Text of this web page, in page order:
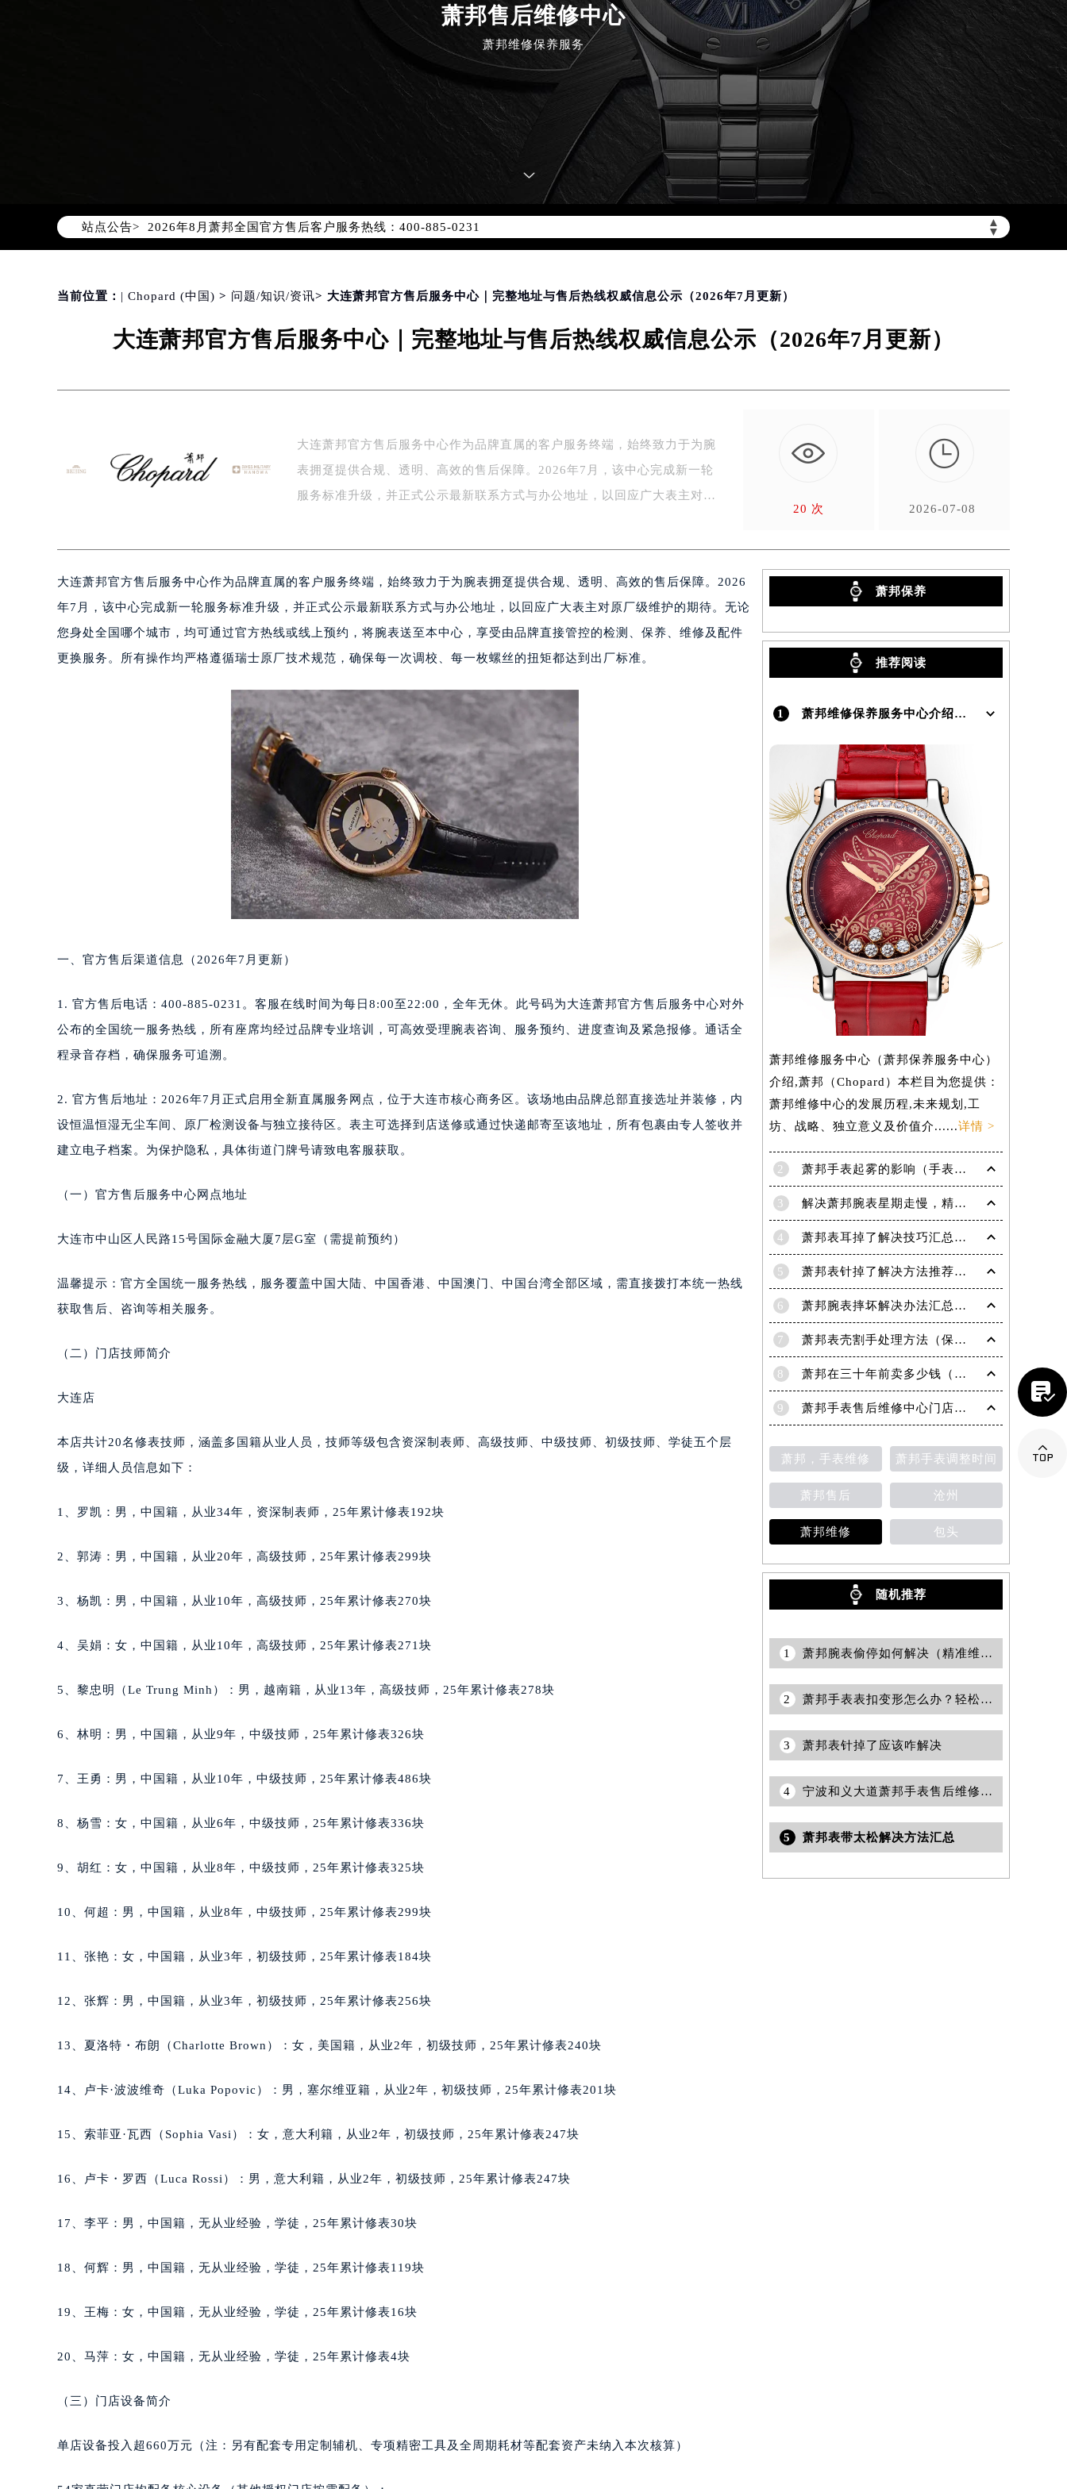
萧邦售后维修中心
萧邦维修保养服务
站点公告> ▲
▼
2026年8月萧邦全国官方售后客户服务热线：400-885-0231
萧邦官方全国统一服务热线400-885-0231，服务覆盖中国大陆、香港、澳门、台湾全部区域（非大陆需加拨“+86”）
2026年8月萧邦售后服务中心最新网点地址：
北京市东城区东长安街1号东方广场写字楼W3座6层602室（需提前预约）
上海市徐汇区虹桥路3号港汇中心写字楼2座37层3705室（需提前预约）
扬州市邗江区国展路29号星耀天地写字楼1号楼18层1803室（需提前预约）
盐城市盐都区世纪大道5号盐城金融城写字楼1号楼16层1604室（需提前预约）
泰州市海陵区永定东路399号置地商务中心东塔写字楼（华润万象城）17层1706室（需提前预约）
绍兴市越城区胜利东路379号世茂天际中心写字楼8层805室（需提前预约）
嘉兴市南湖区广益路705号嘉兴世界贸易中心写字楼A座13层1304室（需提前预约）
南昌市红谷滩新区红谷中大道998号绿地双子塔（中央广场）A1座办公楼14层07室（需提前预约）
济南市历下区经十路11111号华润中心写字楼（万象城）15层1508室（需提前预约）
广州市越秀区环市东路371-375号世界贸易中心大厦南塔写字楼15层07室（需提前预约）
深圳市罗湖区深南东路5001号华润大厦写字楼17层1701室（需提前预约）
惠州市惠城区江北文昌一路7号华贸大厦写字楼1座30层05室（需提前预约）
厦门市思明区湖滨东路95号华润大厦写字楼B座11层1104室（需提前预约）
福州市鼓楼区五四路128-1号恒力城写字楼15层03室（需提前预约）
成都市锦江区人民东路6号SAC东原中心写字楼24层2406B室（需提前预约）
重庆市江北区观音桥步行街2号融恒时代广场写字楼9层902室（需提前预约）
长沙市芙蓉区定王台街道建湘路393号世茂环球金融中心写字楼（芙蓉广场）10层13室（需提前预约）
郑州市二七区铭功路10号华润大厦写字楼29层2905室（需提前预约）
太原市迎泽区解放路15号亨得利名表服务中心（品牌授权店）3层整层（需提前预约）
沈阳市沈河区中街路137号亨得利名表服务中心（品牌授权店）1层整层（需提前预约）
乌鲁木齐市天山区红山路26号时代广场（CCMALL）C座17层17-B（需提前预约）
哈尔滨市道里区友谊西路600号富力中心T2座写字楼29层03室（需提前预约）
大连市中山区人民路15号国际金融大厦7层G室（需提前预约）
佛山市禅城区季华五路57号万科金融中心C座12层1205室（需提前预约）
无锡市梁溪区人民中路139号恒隆广场写字楼1座11层1104室（需提前预约）
南通市崇川区工农路57号圆融广场写字楼16层1603室（需提前预约）
武汉市江汉区解放大道686号世界贸易大厦38层09室（需提前预约）
合肥市蜀山区潜山路111号万象城华润大厦B座12楼03室（需提前预约）
青岛市南区山东路6号华润大厦B座22层04室（需提前预约）
长春市朝阳区西安大路727号中银大厦A座(旺进大厦)18层09室（需提前预约）
贵阳市南明区都司高架桥路33号亨特国际金融中心14楼14D（需提前预约）
石家庄市长安区中山东路39号勒泰中心写字楼B座13层07室（需提前预约）
台州市椒江区东海大道1800号腾达中心东1幢20楼2002室（需提前预约）
内蒙古自治区呼和浩特市玉泉区大学西街70号华润万象城写字楼（鄂尔多斯大厦）23层2326室（需提前预约）
重庆市解放碑渝中区民权路28号英利国际金融中心写字楼20层01室（需提前预约）
黑龙江省鹤岗市向阳区红军路萧邦售后服务中心（需提前预约）
黑龙江省鸡西市鸡冠区红军路萧邦售后服务中心（需提前预约）
黑龙江省牡丹江市东安区太平路萧邦售后服务中心（需提前预约）
黑龙江省齐齐哈尔市龙沙区龙华路萧邦售后服务中心（需提前预约）
黑龙江省绥化市北林区新华街与康庄路交叉口萧邦售后服务中心（需提前预约）
吉林省白城市洮北区明仁南街萧邦售后服务中心（需提前预约）
吉林省吉林市船营区河南街萧邦售后服务中心（需提前预约）
吉林省梅河口市新华街道梅河大街萧邦售后服务中心（需提前预约）
吉林省松原市宁江区五环大街萧邦售后服务中心（需提前预约）
吉林省延边市延吉市解放路萧邦售后服务中心（需提前预约）
辽宁省本溪市平山区胜利路萧邦售后服务中心（需提前预约）
辽宁省丹东市振兴区七经街萧邦售后服务中心（需提前预约）
辽宁省阜新市海州区解放大街萧邦售后服务中心（需提前预约）
辽宁省锦州市古塔区中央大街萧邦售后服务中心（需提前预约）
辽宁省盘锦市兴隆台区石油大街萧邦售后服务中心（需提前预约）
辽宁省营口市站前区市府路与渤海大街交叉口萧邦售后服务中心（需提前预约）
辽宁省沈阳市沈河区中街路83号亨得利名表维修授权店1楼萧邦售后服务中心（需提前预约）
北京市东城区东长安街1号王府井东方广场W3座6层602室萧邦售后服务中心（需提前预约）
内蒙古自治区阿拉善盟市左旗土尔扈特大街萧邦售后服务中心（需提前预约）
内蒙古自治区包头市青山区幸福路甲3号王府井百货名表维修萧邦售后服务中心（需提前预约）
内蒙古自治区鄂尔多斯市东胜区伊金霍洛街萧邦售后服务中心（需提前预约）
当前位置： | Chopard (中国) > 问题/知识/资讯> 大连萧邦官方售后服务中心｜完整地址与售后热线权威信息公示（2026年7月更新）
大连萧邦官方售后服务中心｜完整地址与售后热线权威信息公示（2026年7月更新）
大连萧邦官方售后服务中心作为品牌直属的客户服务终端，始终致力于为腕
表拥趸提供合规、透明、高效的售后保障。2026年7月，该中心完成新一轮
服务标准升级，并正式公示最新联系方式与办公地址，以回应广大表主对原
20 次

2026-07-08
大连萧邦官方售后服务中心作为品牌直属的客户服务终端，始终致力于为腕表拥趸提供合规、透明、高效的售后保障。2026
年7月，该中心完成新一轮服务标准升级，并正式公示最新联系方式与办公地址，以回应广大表主对原厂级维护的期待。无论
您身处全国哪个城市，均可通过官方热线或线上预约，将腕表送至本中心，享受由品牌直接管控的检测、保养、维修及配件
更换服务。所有操作均严格遵循瑞士原厂技术规范，确保每一次调校、每一枚螺丝的扭矩都达到出厂标准。
一、官方售后渠道信息（2026年7月更新）
1. 官方售后电话：400-885-0231。客服在线时间为每日8:00至22:00，全年无休。此号码为大连萧邦官方售后服务中心对外
公布的全国统一服务热线，所有座席均经过品牌专业培训，可高效受理腕表咨询、服务预约、进度查询及紧急报修。通话全
程录音存档，确保服务可追溯。
2. 官方售后地址：2026年7月正式启用全新直属服务网点，位于大连市核心商务区。该场地由品牌总部直接选址并装修，内
设恒温恒湿无尘车间、原厂检测设备与独立接待区。表主可选择到店送修或通过快递邮寄至该地址，所有包裹由专人签收并
建立电子档案。为保护隐私，具体街道门牌号请致电客服获取。
（一）官方售后服务中心网点地址
大连市中山区人民路15号国际金融大厦7层G室（需提前预约）
温馨提示：官方全国统一服务热线，服务覆盖中国大陆、中国香港、中国澳门、中国台湾全部区域，需直接拨打本统一热线
获取售后、咨询等相关服务。
（二）门店技师简介
大连店
本店共计20名修表技师，涵盖多国籍从业人员，技师等级包含资深制表师、高级技师、中级技师、初级技师、学徒五个层
级，详细人员信息如下：
1、罗凯：男，中国籍，从业34年，资深制表师，25年累计修表192块
2、郭涛：男，中国籍，从业20年，高级技师，25年累计修表299块
3、杨凯：男，中国籍，从业10年，高级技师，25年累计修表270块
4、吴娟：女，中国籍，从业10年，高级技师，25年累计修表271块
5、黎忠明（Le Trung Minh）：男，越南籍，从业13年，高级技师，25年累计修表278块
6、林明：男，中国籍，从业9年，中级技师，25年累计修表326块
7、王勇：男，中国籍，从业10年，中级技师，25年累计修表486块
8、杨雪：女，中国籍，从业6年，中级技师，25年累计修表336块
9、胡红：女，中国籍，从业8年，中级技师，25年累计修表325块
10、何超：男，中国籍，从业8年，中级技师，25年累计修表299块
11、张艳：女，中国籍，从业3年，初级技师，25年累计修表184块
12、张辉：男，中国籍，从业3年，初级技师，25年累计修表256块
13、夏洛特・布朗（Charlotte Brown）：女，美国籍，从业2年，初级技师，25年累计修表240块
14、卢卡·波波维奇（Luka Popovic）：男，塞尔维亚籍，从业2年，初级技师，25年累计修表201块
15、索菲亚·瓦西（Sophia Vasi）：女，意大利籍，从业2年，初级技师，25年累计修表247块
16、卢卡・罗西（Luca Rossi）：男，意大利籍，从业2年，初级技师，25年累计修表247块
17、李平：男，中国籍，无从业经验，学徒，25年累计修表30块
18、何辉：男，中国籍，无从业经验，学徒，25年累计修表119块
19、王梅：女，中国籍，无从业经验，学徒，25年累计修表16块
20、马萍：女，中国籍，无从业经验，学徒，25年累计修表4块
（三）门店设备简介
单店设备投入超660万元（注：另有配套专用定制辅机、专项精密工具及全周期耗材等配套资产未纳入本次核算）
萧邦保养
推荐阅读
1 萧邦维修保养服务中心介绍 | Chopard
萧邦维修服务中心（萧邦保养服务中心）
介绍,萧邦（Chopard）本栏目为您提供：
萧邦维修中心的发展历程,未来规划,工
坊、战略、独立意义及价值介......详情 >
2 萧邦手表起雾的影响（手表起雾维护建议）
3 解决萧邦腕表星期走慢，精准调校秘籍在这里
4 萧邦表耳掉了解决技巧汇总（轻松修复爱表的小妙招）
5 萧邦表针掉了解决方法推荐（轻松修复你的爱表）
6 萧邦腕表摔坏解决办法汇总（专业修复与日常保养技巧）
7 萧邦表壳割手处理方法（保养与修复技巧指南）
8 萧邦在三十年前卖多少钱（名表价格变迁的历史洞察）
9 萧邦手表售后维修中心门店地址
萧邦，手表维修 萧邦手表调整时间
萧邦售后 沧州
萧邦维修 包头
随机推荐
1 萧邦腕表偷停如何解决（精准维修指南与日常保养技巧）
2 萧邦手表表扣变形怎么办？轻松恢复如新
3 萧邦表针掉了应该咋解决
4 宁波和义大道萧邦手表售后维修保养服务权威公示（2026年7月最新）
5 萧邦表带太松解决方法汇总

